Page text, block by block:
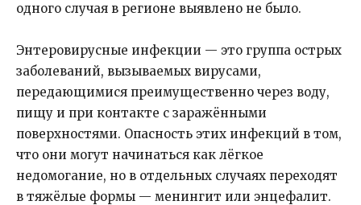
одного случая в регионе выявлено не было.
Энтеровирусные инфекции — это группа острых
заболеваний, вызываемых вирусами,
передающимися преимущественно через воду,
пищу и при контакте с заражёнными
поверхностями. Опасность этих инфекций в том,
что они могут начинаться как лёгкое
недомогание, но в отдельных случаях переходят
в тяжёлые формы — менингит или энцефалит.